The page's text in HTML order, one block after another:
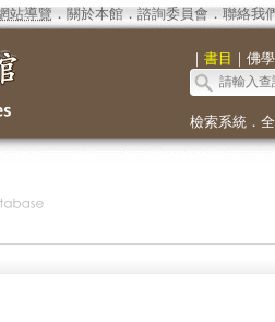
站導覽 ． 關於本館． 諮詢委員會． 聯絡我
｜ 書目 ｜ 佛
檢索系統．